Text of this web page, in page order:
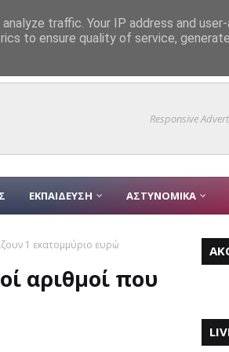
στην κατάσβεση της πυρκαγιάς
Responsive
ΕΚΠΑΙΔΕΥΣΗ ΑΣΤΥΝΟΜΙΚΑ
1 εκατομμύριο ευρώ
αριθμοί που
traffic. Your IP address and
to ensure quality of service,